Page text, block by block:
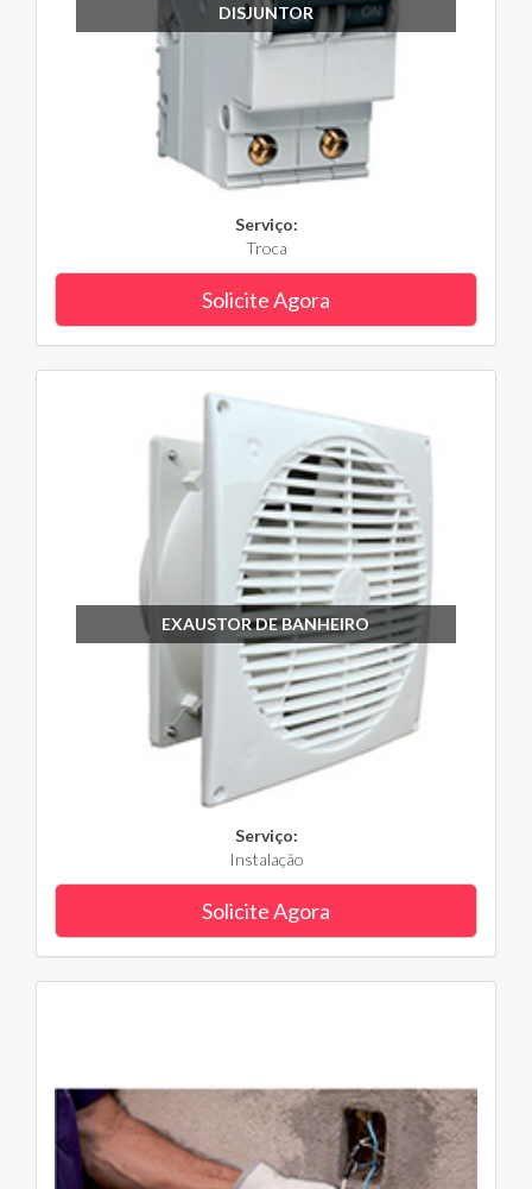
DISJUNTOR
Serviço:
Troca
Solicite Agora
EXAUSTOR DE BANHEIRO
Serviço:
Instalação
Solicite Agora